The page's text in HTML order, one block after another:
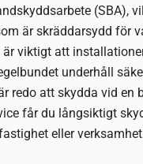
(SBA),
är skräddarsydd för
är viktigt att
underhåll
redo att skydda vid en
får du långsiktigt
eller